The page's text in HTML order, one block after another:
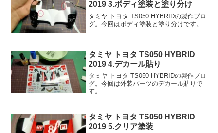
2019 3.ボディ塗装と塗り分け
タミヤ トヨタ TS050 HYBRIDの製作ブロ
グ。今回はボディ塗装と塗り分けです。
タミヤ トヨタ TS050 HYBRID
2019 4.デカール貼り
タミヤ トヨタ TS050 HYBRIDの製作ブロ
グ。今回は外装パーツのデカール貼りで
す。
タミヤ トヨタ TS050 HYBRID
2019 5.クリア塗装